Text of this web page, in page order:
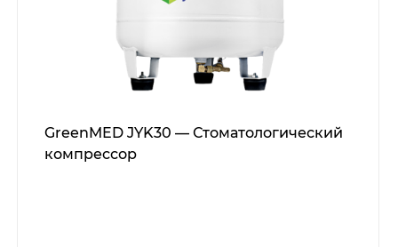
GreenMED JYK30 — Стоматологический
компрессор